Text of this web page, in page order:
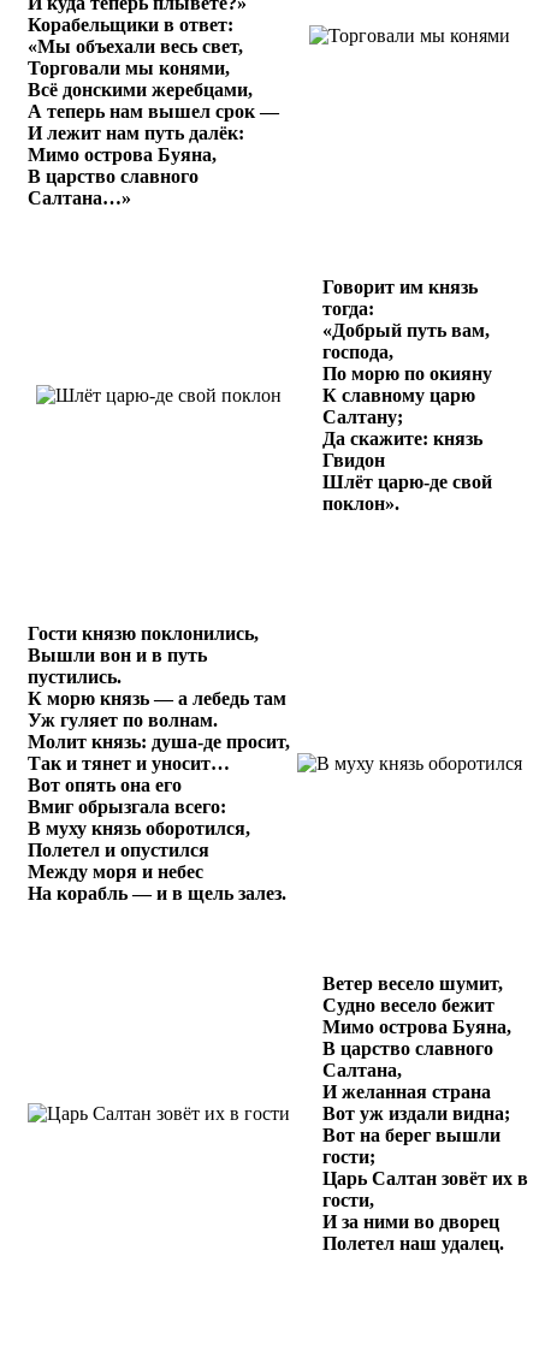
Корабельщики в ответ:
«Мы объехали весь свет,
Торговали мы конями,
Всё донскими жеребцами,
А теперь нам вышел срок —
И лежит нам путь далёк:
Мимо острова Буяна,
В царство славного
Салтана…»
Говорит им князь
тогда:
«Добрый путь вам,
господа,
По морю по окияну
К славному царю
Салтану;
Да скажите: князь
Гвидон
Шлёт царю-де свой
поклон».
Гости князю поклонились,
Вышли вон и в путь
пустились.
К морю князь — а лебедь там
Уж гуляет по волнам.
Молит князь: душа-де просит,
Так и тянет и уносит…
Вот опять она его
Вмиг обрызгала всего:
В муху князь оборотился,
Полетел и опустился
Между моря и небес
На корабль — и в щель залез.
Ветер весело шумит,
Судно весело бежит
Мимо острова Буяна,
В царство славного
Салтана,
И желанная страна
Вот уж издали видна;
Вот на берег вышли
гости;
Царь Салтан зовёт их в
гости,
И за ними во дворец
Полетел наш удалец.